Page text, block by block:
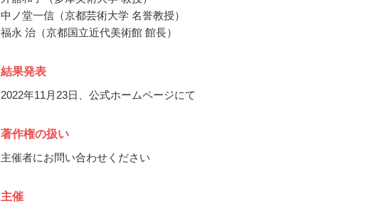
中ノ堂一信（京都芸術大学 名誉教授）
福永 治（京都国立近代美術館 館長）
結果発表
2022年11月23日、公式ホームページにて
著作権の扱い
主催者にお問い合わせください
主催